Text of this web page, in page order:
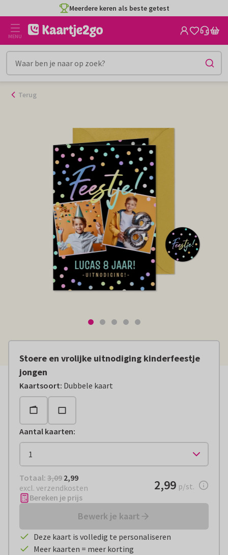
naar
inhoud
Meerdere keren als beste getest
MENU
Terug
Stoere en vrolijke uitnodiging kinderfeestje
jongen
Kaartsoort: Dubbele kaart
Aantal kaarten:
Totaal: € 2,99
Totaal: 3,09 2,99
excl. verzendkosten
€ 2,99per stuk
2,99 p/st.
Bereken je prijs
Bewerk je kaart
Deze kaart is volledig te personaliseren
Meer kaarten = meer korting